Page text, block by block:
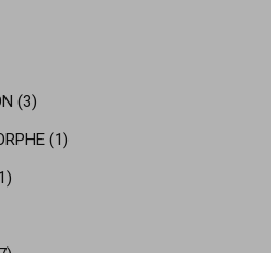
(3)
(1)